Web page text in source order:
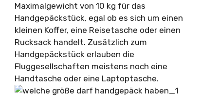
Maximalgewicht von 10 kg für das
Handgepäckstück, egal ob es sich um einen
kleinen Koffer, eine Reisetasche oder einen
Rucksack handelt. Zusätzlich zum
Handgepäckstück erlauben die
Fluggesellschaften meistens noch eine
Handtasche oder eine Laptoptasche.